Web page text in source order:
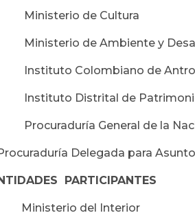
Ministerio de Cultura
Ministerio de Ambiente y
Instituto Colombiano de
Instituto Distrital de Patrimonio
Procuraduría General de la
Delegada para
PARTICIPANTES
Ministerio del Interior